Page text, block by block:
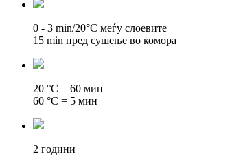
0 - 3 min/20°C меѓу слоевите
15 min пред сушење во комора
20 °C = 60 мин
60 °C = 5 мин
2 години